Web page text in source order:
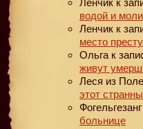
водой и
Ленчик к
место
Ольга к
живут
Леся из
этот
Фогельгезанг
больнице